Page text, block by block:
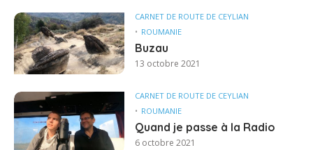
CARNET DE ROUTE DE CEYLIAN
ROUMANIE
Buzau
13 octobre 2021
CARNET DE ROUTE DE CEYLIAN
ROUMANIE
Quand je passe à la Radio
6 octobre 2021